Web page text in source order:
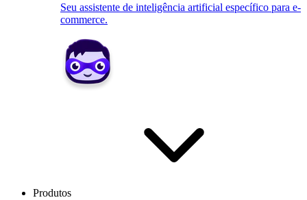
Seu assistente de inteligência artificial específico para e-
commerce.
Produtos